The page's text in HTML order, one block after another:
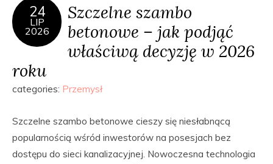
24
LIP
2026
Szczelne szambo
betonowe – jak podjąć
właściwą decyzję w 2026
roku
categories: Przemysł
Szczelne szambo betonowe cieszy się niesłabnącą
popularnością wśród inwestorów na posesjach bez
dostępu do sieci kanalizacyjnej. Nowoczesna technologia